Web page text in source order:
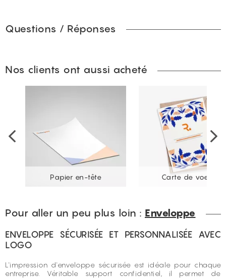
Questions / Réponses
Nos clients ont aussi acheté
Papier en-tête Carte de voeux
Pour aller un peu plus loin : Enveloppe
ENVELOPPE SÉCURISÉE ET PERSONNALISÉE AVEC
LOGO
L'impression d'enveloppe sécurisée est idéale pour chaque
entreprise. Véritable support confidentiel, il permet de